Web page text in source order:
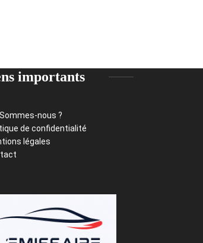
importants
nous ?
de confidentialité
légales